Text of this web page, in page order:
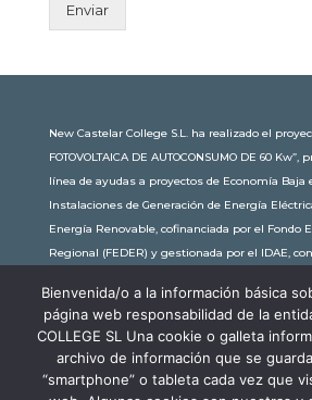
Enviar
New Castelar College S.L. ha realizado el
FOTOVOLTAICA DE AUTOCONSUMO DE 60
línea de ayudas a proyectos de Economía Baja
Instalaciones de Generación de Energía
Energía Renovable, cofinanciada por el Fondo
Regional (FEDER) y gestionada por el IDAE,
subvención de 30.245,63€. Con una potencia
comunidad educativa de New Castelar ahorra al
toneladas de CO2 al año, lo que equivale a
o plantar 116 árboles al año.
Bienvenida/o a la información básica
página web responsabilidad de la
COLLEGE SL Una cookie o galleta
archivo de información que se
“smartphone” o tableta cada vez que